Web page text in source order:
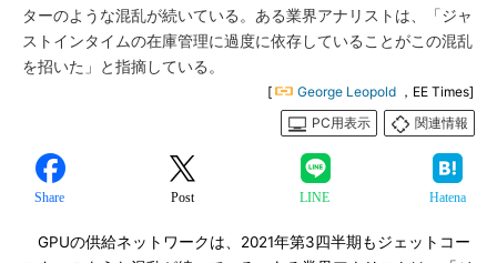
ターのような混乱が続いている。ある業界アナリストは、「ジャ
ストインタイムの在庫管理に過度に依存していることがこの混乱
を招いた」と指摘している。
[ George Leopold ，EE Times]
PC用表示
関連情報
Share Post LINE Hatena
GPUの供給ネットワークは、2021年第3四半期もジェットコー